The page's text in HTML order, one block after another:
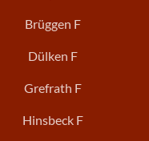
Brüggen F
Dülken F
Grefrath F
Hinsbeck F